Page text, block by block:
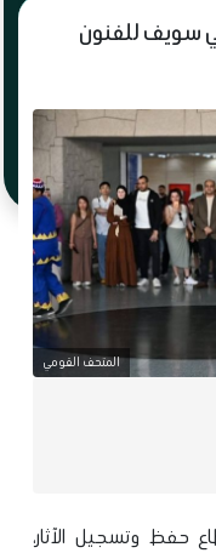
سويف للفنون
المتحف القومي
حفظ وتسجيل الآثار،